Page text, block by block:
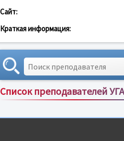
Сайт:
Краткая информация:
Список преподавателей